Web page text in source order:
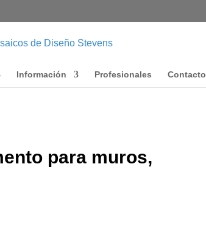
Información Profesionales Contacto
para muros,